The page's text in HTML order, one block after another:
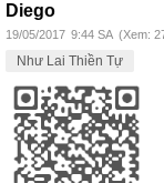
Diego
19/05/2017 9:44 SA (Xem:
Như Lai Thiền Tự